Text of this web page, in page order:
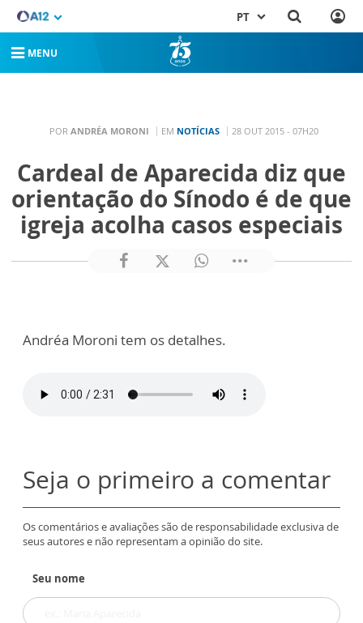
PT
MENU
POR ANDRÉA MORONI EM NOTÍCIAS 28 OUT 2015 - 07H20
Cardeal de Aparecida diz que
orientação do Sínodo é de que
igreja acolha casos especiais
Andréa Moroni tem os detalhes.
Seja o primeiro a comentar
Os comentários e avaliações são de responsabilidade exclusiva de
seus autores e não representam a opinião do site.
Seu nome